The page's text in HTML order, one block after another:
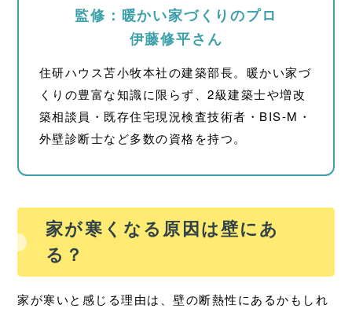
監修：暖かい家づくりのプロ
伊藤修平さん
住研ハウス苫小牧本社の建築部長。暖かい家づ
くりの豊富な知識に限らず、2級建築士や増改
築相談員・既存住宅現況検査技術者・BIS-M・
外壁診断士など多数の資格を持つ。
家が寒くなる原因は壁にあ
る？
家が寒いと感じる理由は、壁の断熱性にあるかもしれ